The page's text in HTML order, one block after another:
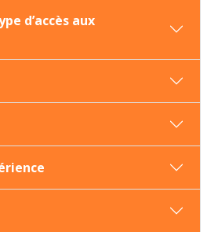
d’accès aux